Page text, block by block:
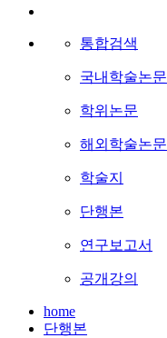
통합검색
국내학술논문
학위논문
해외학술논문
학술지
단행본
연구보고서
공개강의
home
단행본